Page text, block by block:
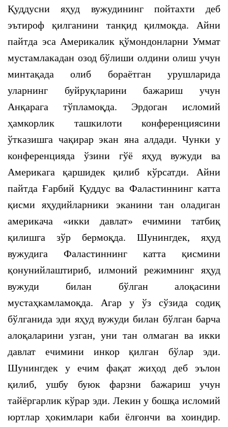
Қуддусни яҳуд вужудининг пойтахти деб
эътироф қилганини танқид қилмоқда. Айни
пайтда эса Америкалик қўмондонларни Уммат
мустамлакадан озод бўлиши олдини олиш учун
минтақада олиб бораётган урушларида
уларнинг буйруқларини бажариш учун
Анқарага тўпламоқда. Эрдоган исломий
ҳамкорлик ташкилоти конференциясини
ўтказишга чақирар экан яна алдади. Чунки у
конференцияда ўзини гўё яҳуд вужуди ва
Америкага қаршидек қилиб кўрсатди. Айни
пайтда Ғарбий Қуддус ва Фаластиннинг катта
қисми яҳудийларники эканини тан оладиган
америкача «икки давлат» ечимини татбиқ
қилишга зўр бермоқда. Шунингдек, яҳуд
вужудига Фаластиннинг катта қисмини
қонунийлаштириб, илмоний режимнинг яҳуд
вужуди билан бўлган алоқасини
мустаҳкамламоқда. Агар у ўз сўзида содиқ
бўлганида эди яҳуд вужуди билан бўлган барча
алоқаларини узган, уни тан олмаган ва икки
давлат ечимини инкор қилган бўлар эди.
Шунингдек у ечим фақат жиҳод деб эълон
қилиб, ушбу буюк фарзни бажариш учун
тайёргарлик кўрар эди. Лекин у бошқа исломий
юртлар ҳокимлари каби ёлғончи ва хоиндир.